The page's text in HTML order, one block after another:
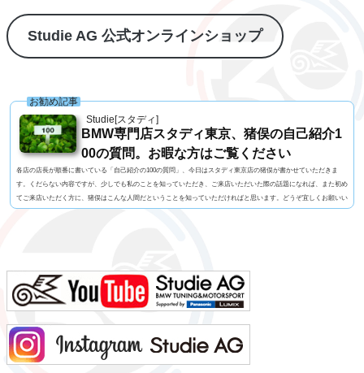
Studie AG 公式オンラインショップ
Studie[スタディ]
お勧め記事
BMW専門店スタディ東京、猪俣の自己紹介1
00の質問。お暇な方はご覧ください
各店の店長が順番に書いている「自己紹介の100の質問」、今日はスタディ東京店の猪俣が書かせていただきま
す。くだらない内容ですが、少しでも私のことを知っていただき、ご来店いただいた際の話題になれば、また初め
てご来店いただく方に、猪俣はこんな人間だということを知っていただければと思います。どうぞ宜しくお願いい